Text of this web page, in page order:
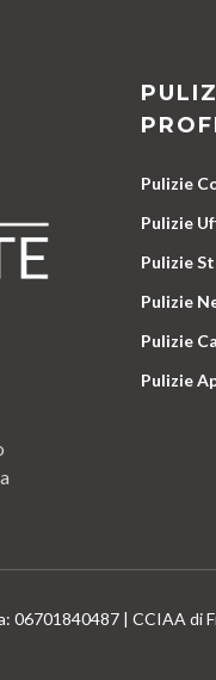
Pulizie
Pulizie
Pulizie
Pulizie
Pulizie
Pulizie
06701840487 | CCIAA di